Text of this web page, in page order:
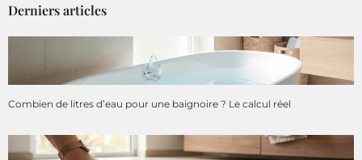
Derniers articles
Combien de litres d’eau pour une baignoire ? Le calcul réel